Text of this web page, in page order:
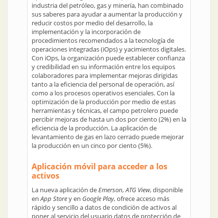
industria del petróleo, gas y minería, han combinado
sus saberes para ayudar a aumentar la producción y
reducir costos por medio del desarrollo, la
implementación y la incorporación de
procedimientos recomendados a la tecnología de
operaciones integradas (iOps) y yacimientos digitales.
Con iOps, la organización puede establecer confianza
y credibilidad en su información entre los equipos
colaboradores para implementar mejoras dirigidas
tanto a la eficiencia del personal de operación, así
como a los procesos operativos esenciales. Con la
optimización de la producción por medio de estas
herramientas y técnicas, el campo petrolero puede
percibir mejoras de hasta un dos por ciento (2%) en la
eficiencia de la producción. La aplicación de
levantamiento de gas en lazo cerrado puede mejorar
la producción en un cinco por ciento (5%).
Aplicación móvil para acceder a los
activos
La nueva aplicación deEmerson, ATG View, disponible
enApp Storey en Google Play, ofrece acceso más
rápido y sencillo a datos de condición de activos al
poner al servicio del usuario datos de protección de